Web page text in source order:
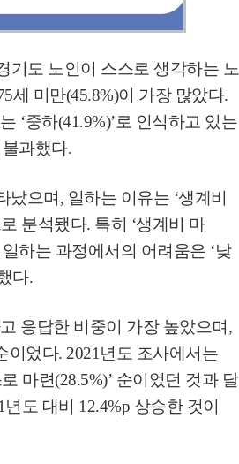
기도 노인이 스스로 생각하는 노
세 미만(45.8%)이 가장 많았다.
‘중하(41.9%)’로 인식하고 있는
과했다.
났으며 , 일하는 이유는 ‘생계비
분석됐다. 특히 ‘생계비 마
일하는 과정에서의 어려움은 ‘낮
다.
응답한 비중이 가장 높았으며 ,
이었다. 2021 년도 조사에서는
마련(28.5%)’ 순이었던 것과 달
년도 대비 12.4%p 상승한 것이